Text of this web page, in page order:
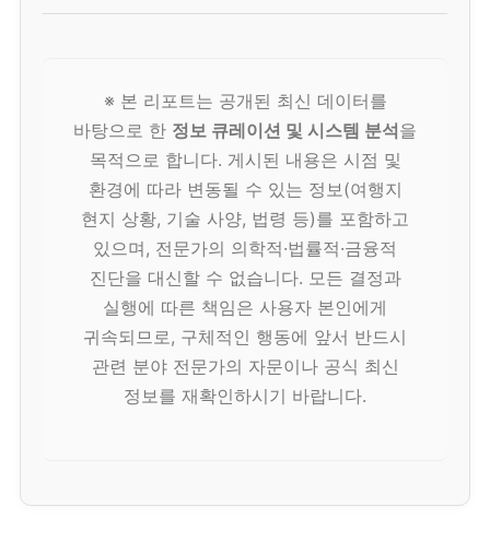
※ 본 리포트는 공개된 최신 데이터를
바탕으로 한 정보 큐레이션 및 시스템 분석을
목적으로 합니다. 게시된 내용은 시점 및
환경에 따라 변동될 수 있는 정보(여행지
현지 상황, 기술 사양, 법령 등)를 포함하고
있으며, 전문가의 의학적·법률적·금융적
진단을 대신할 수 없습니다. 모든 결정과
실행에 따른 책임은 사용자 본인에게
귀속되므로, 구체적인 행동에 앞서 반드시
관련 분야 전문가의 자문이나 공식 최신
정보를 재확인하시기 바랍니다.